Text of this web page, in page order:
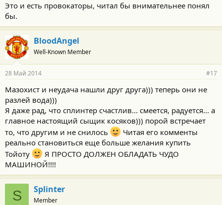
Это и есть провокаторы, читал бы внимательнее понял
бы.
BloodAngel
Well-Known Member
28 Май 2014 #17
Мазохист и неудача нашли друг друга))) теперь они не
разлей вода)))
Я даже рад, что сплинтер счастлив... смеется, радуется... а
главное настоящий сыщик косяков))) порой встречает
то, что другим и не снилось
Читая его комменты
реально становиться еще больше желания купить
Тойоту
Я ПРОСТО ДОЛЖЕН ОБЛАДАТЬ ЧУДО
МАШИНОЙ!!!!
S Splinter
Member